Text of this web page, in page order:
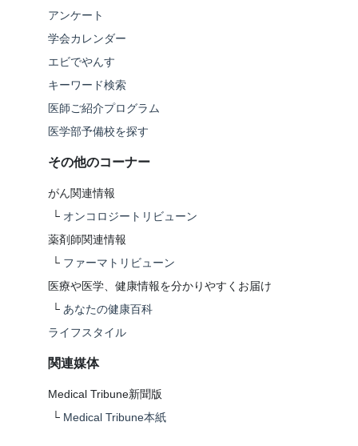
アンケート
学会カレンダー
エビでやんす
キーワード検索
医師ご紹介プログラム
医学部予備校を探す
その他のコーナー
がん関連情報
└ オンコロジートリビューン
薬剤師関連情報
└ ファーマトリビューン
医療や医学、健康情報を分かりやすくお届け
└ あなたの健康百科
ライフスタイル
関連媒体
Medical Tribune新聞版
└ Medical Tribune本紙